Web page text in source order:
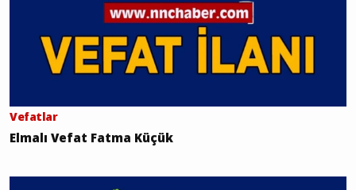
Vefatlar
Elmalı Vefat Fatma Küçük